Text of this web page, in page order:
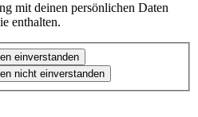
mit deinen persönlichen Daten
enthalten.